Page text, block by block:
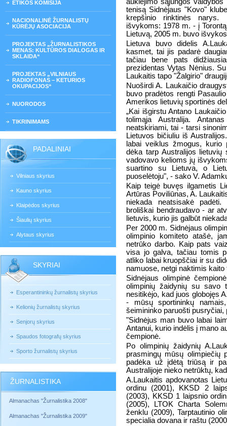
ETIKOS KOMISIJA
NACIONALINĖ ŽURNALISTŲ
KŪRĖJŲ ASOCIACIJA
PROJEKTAS „ŽURNALISTIKOS
MENAS: KULTŪROS DIALOGAS IR
SKLAIDA“
PROJEKTAS „VILNIAUS
RADIOFONAS – KETURIOS
OKUPACIJOS“
NUORODOS
TIKRINIMAMS
PADALINIAI
Vilniaus skyrius
Kauno skyrius
Klaipėdos skyrius
Šiaulių skyrius
Alytaus skyrius
SKYRIAI
Esperantininkų žurnalistų skyrius
Kelionių žurnalistų skyrius
Senjorų skyrius
Spaudos fotografų skyrius
Sporto žurnalistų skyrius
ŽURNALISTIKA
Almanachas "Žurnalistika 2008"
Almanachas "Žurnalistika 2009"
tenisą Sidnėjaus "Kovo"
krepšinio rinktinės narys.
išvykoms: 1978 m. - į
Lietuvą, 2005 m. buvo
Lietuva buvo didelis
kasmet, tai jis padarė
tačiau bene pats
prezidentas Vytas Nėnius.
Laukaitis tapo "Žalgirio"
Nuoširdi A. Laukaičio
buvo pradėtos rengti
Amerikos lietuvių sportinės
„Kai išgirstu Antano
tolimąja Australija.
neatskiriami, tai - tarsi
Lietuvos bičiuliu iš
labai veiklus žmogus, kurio
dėka tarp Australijos
vadovavo kelioms jų
suartino su Lietuva, o
puoselėtoju", - sako V.
Kaip teigė buvęs ilgametis
Artūras Poviliūnas, A.
niekada neatsisakė
broliškai bendraudavo - ar
lietuvis, kurio jis galbūt
Per 2000 m. Sidnėjaus
olimpinio komiteto atašė,
netrūko darbo. Kaip pats
visa jo galva, tačiau tomis
atliko labai kruopščiai ir su
namuose, netgi naktimis kaito
Sidnėjaus olimpinė
olimpinių žaidynių su savo
nesitikėjo, kad juos globojęs
- mūsų sportininkų
šeimininko paruošti pusryčiai,
"Sidnėjus man buvo labai
Antanui, kurio indėlis į mano
čempionė.
Po olimpinių žaidynių
prasmingų mūsų olimpiečių
padėka už įdėtą triūsą ir
Australijoje nieko netrūktų,
A.Laukaitis apdovanotas
ordinu (2001), KKSD 2
(2003), KKSD 1 laipsnio
(2005), LTOK Charta
ženklu (2009), Tarptautinio
specialia dovana ir raštu